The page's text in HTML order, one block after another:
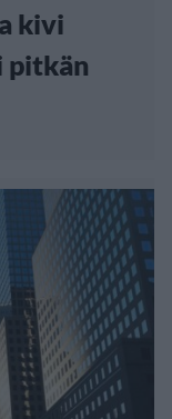
kivi
pitkän